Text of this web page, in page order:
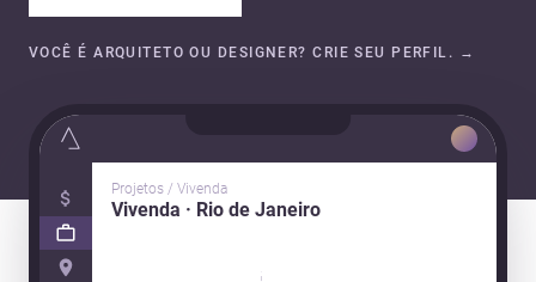
VOCÊ É ARQUITETO OU DESIGNER? CRIE SEU PERFIL. →
Projetos / Vivenda
Vivenda · Rio de Janeiro